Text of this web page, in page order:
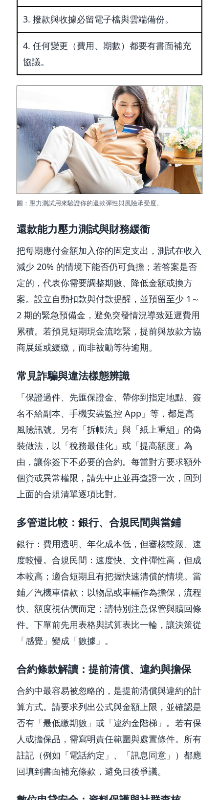
撥款與收據必留電子檔與雲端備份。
任何變更（費用、期數）都要有書面補充
協議。
圖：壓力測試用來驗證你的還款彈性與風險承受度。
還款能力壓力測試與財務緩衝
把每期應付金額加入你的固定支出，測試在收入
減少 20% 的情境下能否仍可負擔；若答案是否
定的，代表你需要調整期數、降低金額或換方
案。設立自動扣款與付款提醒，並預留至少 1～
2 期的緊急預備金，避免突發情況導致延遲費用
累積。若預見短期現金流吃緊，提前與放款方協
商展延或緩繳，而非被動等待逾期。
常見詐騙與違法樣態辨識
「保證過件、先匯保證金、帶你到指定地點、簽
名不給副本、手機安裝監控 App」等，都是高
風險訊號。另有「拆帳法」與「紙上重組」的偽
裝做法，以「稅務最佳化」或「提高額度」為
由，讓你簽下不必要的合約。每當對方要求額外
個資或異常權限，請先中止並再查證一次，回到
上面的合規清單逐項比對。
多管道比較：銀行、合規民間與當鋪
銀行：費用透明、年化成本低，但審核較嚴、速
度較慢。合規民間：速度快、文件彈性高，但成
本較高；適合短期且有把握快速清償的情境。當
鋪／汽機車借款：以物品或車輛作為擔保，流程
快、額度視估價而定；請特別注意保管與贖回條
件。下單前先用表格與試算表比一輪，讓決策從
「感覺」變成「數據」。
合約條款解讀：提前清償、違約與擔保
合約中最容易被忽略的，是提前清償與違約的計
算方式。請要求列出公式與金額上限，並確認是
否有「最低繳期數」或「違約金階梯」。若有保
人或擔保品，需寫明責任範圍與處置條件。所有
註記（例如「電話約定」、「訊息同意」）都應
回填到書面補充條款，避免日後爭議。